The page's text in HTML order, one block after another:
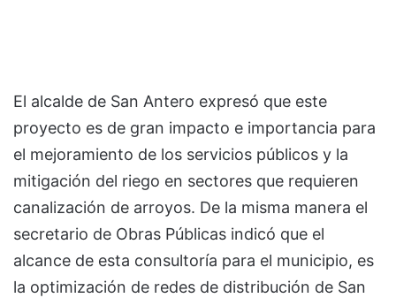
El alcalde de San Antero expresó que este
proyecto es de gran impacto e importancia para
el mejoramiento de los servicios públicos y la
mitigación del riego en sectores que requieren
canalización de arroyos. De la misma manera el
secretario de Obras Públicas indicó que el
alcance de esta consultoría para el municipio, es
la optimización de redes de distribución de San